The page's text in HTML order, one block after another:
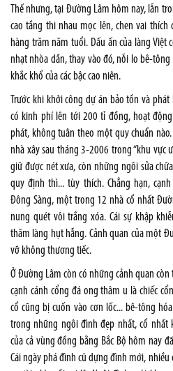
Thế nhưng, tại Đường Lâm hôm nay, lẫn
cao tầng thi nhau mọc lên, chen vai thích
hàng trăm năm tuổi. Dấu ấn của làng Việt
nhạt nhòa dần, thay vào đó, nỗi lo bê-
khắc khổ của các bậc cao niên.
Trước khi khởi công dự án bảo tồn và
có kinh phí lên tới 200 tỉ đồng, hoạt
phát, không tuân theo một quy chuẩn
nhà xây sau tháng 3-2006 trong “khu vực
giữ được nét xưa, còn những ngôi sửa
quy định thì... tùy thích. Chẳng hạn,
Đông Sàng, một trong 12 nhà cổ nhất
nung quét vôi trắng xóa. Cái sự khập
thăm làng hụt hẫng. Cảnh quan của một
vỡ không thương tiếc.
Ở Đường Lâm còn có những cảnh quan
cạnh cánh cổng đá ong thâm u là chiếc
cổ cũng bị cuốn vào cơn lốc... bê-tông
trong những ngôi đình đẹp nhất, cổ nhất
của cả vùng đồng bằng Bắc Bộ hôm nay
Cái ngày phá đình cũ dựng đình mới,